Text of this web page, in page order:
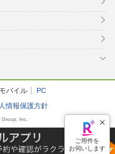
モバイル
PC
情報保護方針
Inc.
ご用件を
お伺いします